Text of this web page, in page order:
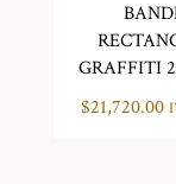
GRAFFITI
$21,720.00